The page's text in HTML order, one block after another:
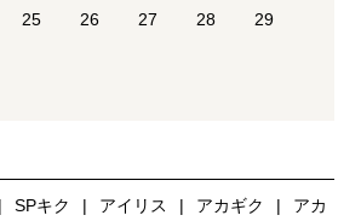
25 26 27 28
29
SPキク アイリス アカギク
アカ